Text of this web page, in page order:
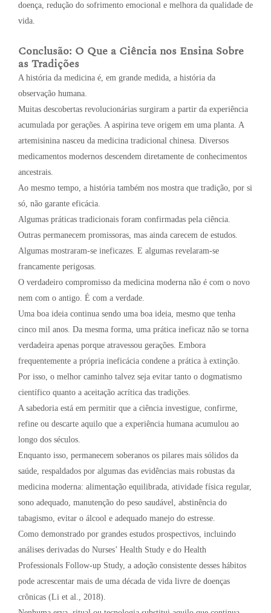
doença, redução do sofrimento emocional e melhora da qualidade de
vida.
Conclusão: O Que a Ciência nos Ensina Sobre
as Tradições
A história da medicina é, em grande medida, a história da
observação humana.
Muitas descobertas revolucionárias surgiram a partir da experiência
acumulada por gerações. A aspirina teve origem em uma planta. A
artemisinina nasceu da medicina tradicional chinesa. Diversos
medicamentos modernos descendem diretamente de conhecimentos
ancestrais.
Ao mesmo tempo, a história também nos mostra que tradição, por si
só, não garante eficácia.
Algumas práticas tradicionais foram confirmadas pela ciência.
Outras permanecem promissoras, mas ainda carecem de estudos.
Algumas mostraram-se ineficazes. E algumas revelaram-se
francamente perigosas.
O verdadeiro compromisso da medicina moderna não é com o novo
nem com o antigo. É com a verdade.
Uma boa ideia continua sendo uma boa ideia, mesmo que tenha
cinco mil anos. Da mesma forma, uma prática ineficaz não se torna
verdadeira apenas porque atravessou gerações. Embora
frequentemente a própria ineficácia condene a prática à extinção.
Por isso, o melhor caminho talvez seja evitar tanto o dogmatismo
científico quanto a aceitação acrítica das tradições.
A sabedoria está em permitir que a ciência investigue, confirme,
refine ou descarte aquilo que a experiência humana acumulou ao
longo dos séculos.
Enquanto isso, permanecem soberanos os pilares mais sólidos da
saúde, respaldados por algumas das evidências mais robustas da
medicina moderna: alimentação equilibrada, atividade física regular,
sono adequado, manutenção do peso saudável, abstinência do
tabagismo, evitar o álcool e adequado manejo do estresse.
Como demonstrado por grandes estudos prospectivos, incluindo
análises derivadas do Nurses’ Health Study e do Health
Professionals Follow-up Study, a adoção consistente desses hábitos
pode acrescentar mais de uma década de vida livre de doenças
crônicas (Li et al., 2018).